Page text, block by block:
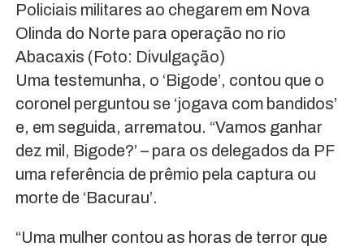
Policiais militares ao chegarem em Nova
Olinda do Norte para operação no rio
Abacaxis (Foto: Divulgação)
Uma testemunha, o ‘Bigode’, contou que o
coronel perguntou se ‘jogava com bandidos’
e, em seguida, arrematou. “Vamos ganhar
dez mil, Bigode?’ – para os delegados da PF
uma referência de prêmio pela captura ou
morte de ‘Bacurau’.
“Uma mulher contou as horas de terror que